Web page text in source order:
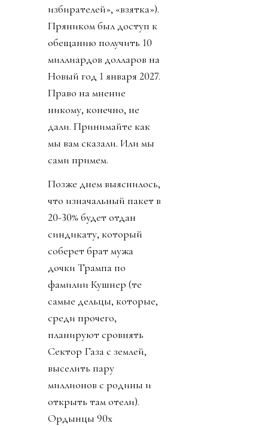
избирателей», «взятка»).
Пряником был доступ к
обещанию получить 10
миллиардов долларов на
Новый год 1 января 2027.
Право на мнение
никому, конечно, не
дали. Принимайте как
мы вам сказали. Или мы
сами примем.
Позже днем выяснилось,
что изначальный пакет в
20-30% будет отдан
синдикату, который
соберет брат мужа
дочки Трампа по
фамилии Кушнер (те
самые дельцы, которые,
среди прочего,
планируют сровнять
Сектор Газа с землей,
выселить пару
миллионов с родины и
открыть там отели).
Ордынцы 90х